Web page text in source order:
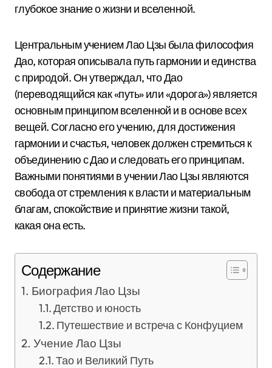
глубокое знание о жизни и вселенной.
Центральным учением Лао Цзы была философия
Дао, которая описывала путь гармонии и единства
с природой. Он утверждал, что Дао
(переводящийся как «путь» или «дорога») является
основным принципом вселенной и в основе всех
вещей. Согласно его учению, для достижения
гармонии и счастья, человек должен стремиться к
объединению с Дао и следовать его принципам.
Важными понятиями в учении Лао Цзы являются
свобода от стремления к власти и материальным
благам, спокойствие и принятие жизни такой,
какая она есть.
Содержание
Биография Лао Цзы
Детство и юность
Путешествие и встреча с Конфуцием
Учение Лао Цзы
Тао и Великий Путь